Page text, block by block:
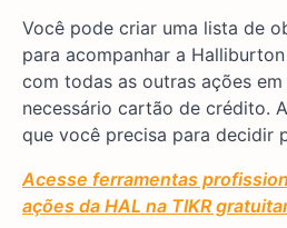
Você pode criar uma lista de
para acompanhar a
com todas as outras ações em
necessário cartão de crédito.
que você precisa para decidir
Acesse ferramentas
ações da HAL na TIKR